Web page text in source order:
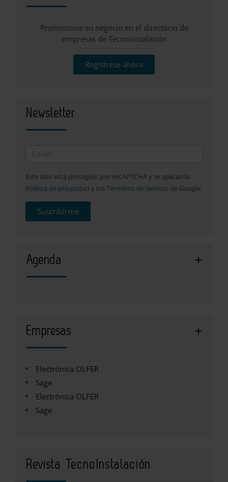
Promocione su negocio en el directorio de
empresas de TecnoInstalación
Regístrese ahora
Newsletter
Este sitio está protegido por reCAPTCHA y se aplican la
Política de privacidad y los Términos de servicio de Google.
Suscribirme
Agenda
Empresas
Electrónica OLFER
Sage
Electrónica OLFER
Sage
Revista TecnoInstalación